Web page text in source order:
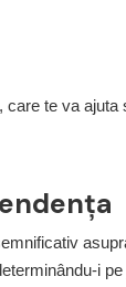
te va
i